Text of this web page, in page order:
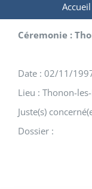
Accueil
Céremonie :
Date : 02/11/
Lieu : Thonon-
Juste(s)
Dossier :